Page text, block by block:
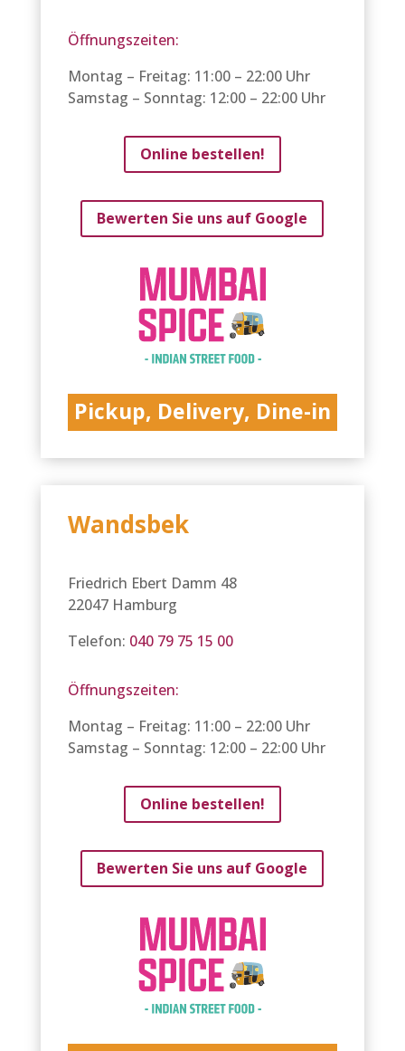
Öffnungszeiten:
Montag – Freitag: 11:00 – 22:00 Uhr
Samstag – Sonntag: 12:00 – 22:00 Uhr
Online bestellen!
Bewerten Sie uns auf Google
Pickup, Delivery, Dine-in
Wandsbek
Friedrich Ebert Damm 48
22047 Hamburg
Telefon: 040 79 75 15 00
Öffnungszeiten:
Montag – Freitag: 11:00 – 22:00 Uhr
Samstag – Sonntag: 12:00 – 22:00 Uhr
Online bestellen!
Bewerten Sie uns auf Google